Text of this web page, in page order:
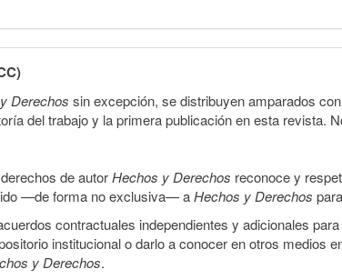
Derechos sin excepción, se distribuyen amparados
del trabajo y la primera publicación en esta revista.
de autorHechos y Derechos reconoce y
—de forma no exclusiva— aHechos y Derechos
contractuales independientes y adicionales
institucional o darlo a conocer en otros
y Derechos.